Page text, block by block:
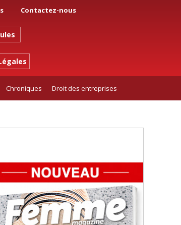
Contactez-nous
Chroniques Droit des entreprises